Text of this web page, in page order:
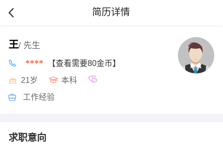
简历详情
王/ 先生
**** 【查看需要80金币】
21岁 本科
工作经验
求职意向